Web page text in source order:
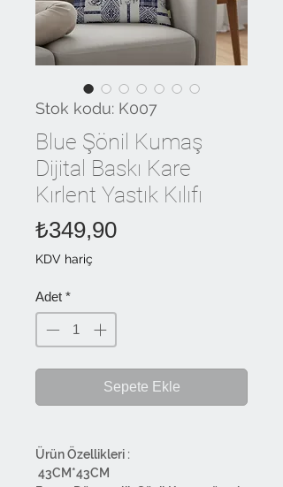
Stok kodu: K007
Blue Şönil Kumaş
Dijital Baskı Kare
Kırlent Yastık Kılıfı
₺349,90Fiyat
KDV hariç
Adet *
Sepete Ekle
Ürün Özellikleri :
43CM*43CM